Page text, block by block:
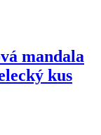
mandala
kus